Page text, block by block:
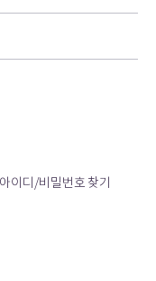
아이디/비밀번호 찾기